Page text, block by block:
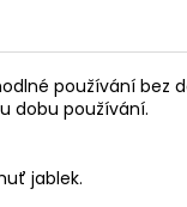
používání
dobu používání.
jablek.